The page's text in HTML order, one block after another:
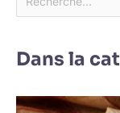
Dans la